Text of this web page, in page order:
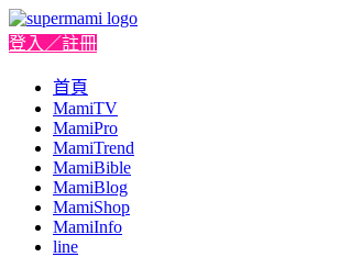
登入／註冊
首頁
MamiTV
MamiPro
MamiTrend
MamiBible
MamiBlog
MamiShop
MamiInfo
line